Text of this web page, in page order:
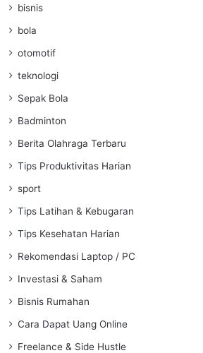
bisnis
bola
otomotif
teknologi
Sepak Bola
Badminton
Berita Olahraga Terbaru
Tips Produktivitas Harian
sport
Tips Latihan & Kebugaran
Tips Kesehatan Harian
Rekomendasi Laptop / PC
Investasi & Saham
Bisnis Rumahan
Cara Dapat Uang Online
Freelance & Side Hustle